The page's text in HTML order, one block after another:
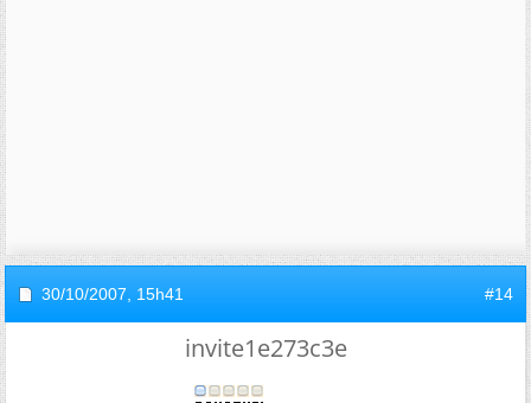
30/10/2007, 15h41 #14
invite1e273c3e